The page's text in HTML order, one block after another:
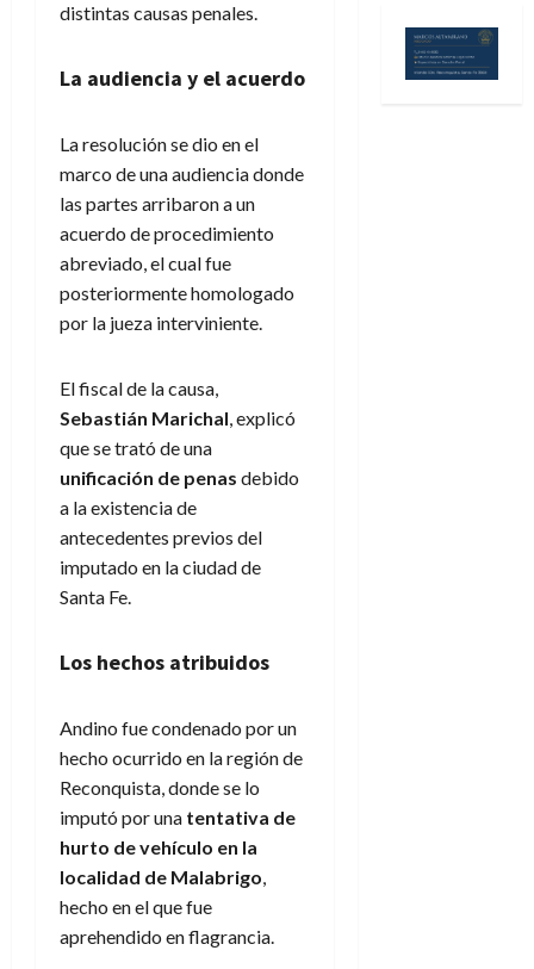
distintas causas penales.
La audiencia y el acuerdo
La resolución se dio en el
marco de una audiencia donde
las partes arribaron a un
acuerdo de procedimiento
abreviado, el cual fue
posteriormente homologado
por la jueza interviniente.
El fiscal de la causa,
Sebastián Marichal, explicó
que se trató de una
unificación de penas debido
a la existencia de
antecedentes previos del
imputado en la ciudad de
Santa Fe.
Los hechos atribuidos
Andino fue condenado por un
hecho ocurrido en la región de
Reconquista, donde se lo
imputó por una tentativa de
hurto de vehículo en la
localidad de Malabrigo,
hecho en el que fue
aprehendido en flagrancia.